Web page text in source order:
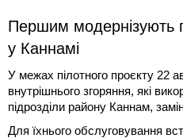
Першим модернізують
у Каннамі
У межах пілотного проєкту 22
внутрішнього згоряння, які
підрозділи району Каннам,
Для їхнього обслуговування